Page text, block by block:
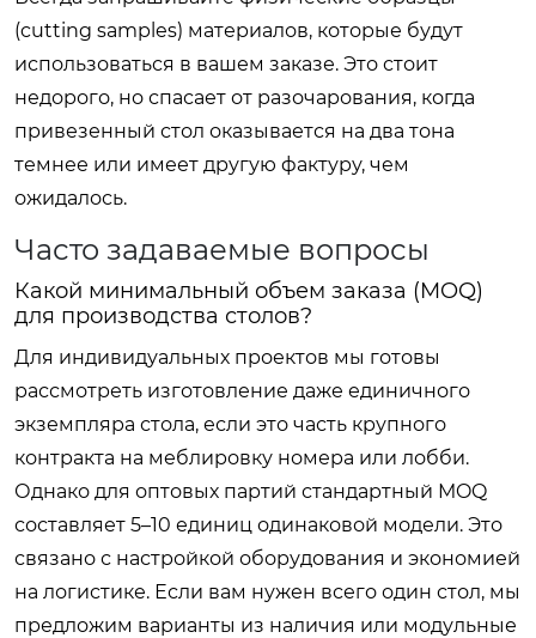
(cutting samples) материалов, которые будут
использоваться в вашем заказе. Это стоит
недорого, но спасает от разочарования, когда
привезенный стол оказывается на два тона
темнее или имеет другую фактуру, чем
ожидалось.
Часто задаваемые вопросы
Какой минимальный объем заказа (MOQ)
для производства столов?
Для индивидуальных проектов мы готовы
рассмотреть изготовление даже единичного
экземпляра стола, если это часть крупного
контракта на меблировку номера или лобби.
Однако для оптовых партий стандартный MOQ
составляет 5–10 единиц одинаковой модели. Это
связано с настройкой оборудования и экономией
на логистике. Если вам нужен всего один стол, мы
предложим варианты из наличия или модульные